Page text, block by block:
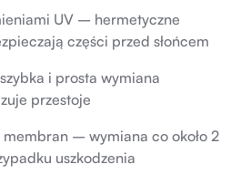
UV – hermetyczne
części przed słońcem
i prosta wymiana
przestoje
– wymiana co około 2
uszkodzenia